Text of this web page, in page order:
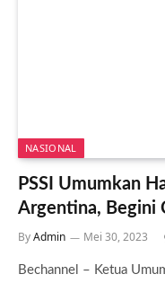
NASIONAL
PSSI Umumkan
Argentina, Begini
ByAdmin Mei 30, 2023
Bechannel – Ketua